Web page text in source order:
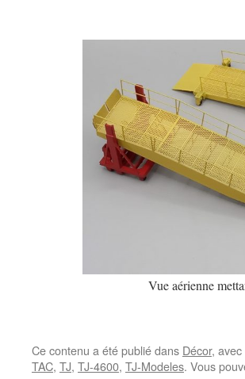
Vue aérienne
Ce contenu a été publié dans Décor,
TAC, TJ, TJ-4600, TJ-Modeles. Vous